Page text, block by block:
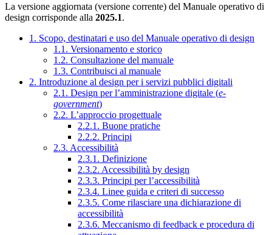
La versione aggiornata (versione corrente) del Manuale operativo di
design corrisponde alla 2025.1.
1. Scopo, destinatari e uso del Manuale operativo di design
1.1. Versionamento e storico
1.2. Consultazione del manuale
1.3. Contribuisci al manuale
2. Introduzione al design per i servizi pubblici digitali
2.1. Design per l’amministrazione digitale (e-
government)
2.2. L’approccio progettuale
2.2.1. Buone pratiche
2.2.2. Principi
2.3. Accessibilità
2.3.1. Definizione
2.3.2. Accessibilità by design
2.3.3. Principi per l’accessibilità
2.3.4. Linee guida e criteri di successo
2.3.5. Come rilasciare una dichiarazione di
accessibilità
2.3.6. Meccanismo di feedback e procedura di